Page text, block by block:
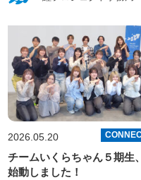
2026.05.20
チームいくらちゃん５期生、
始動しました！